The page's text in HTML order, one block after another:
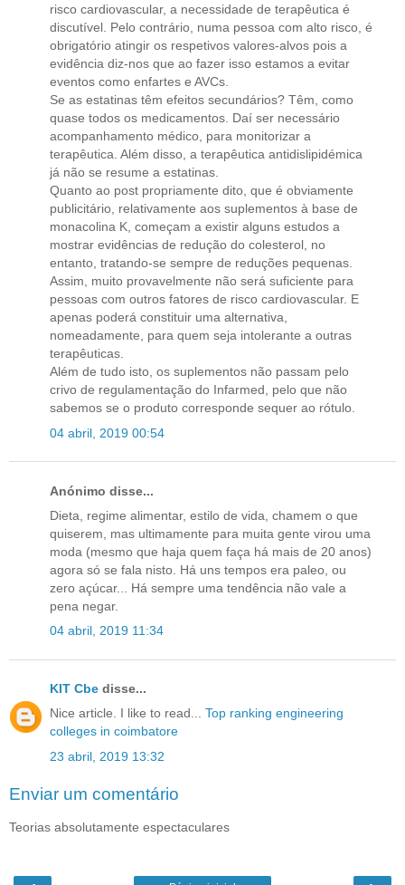
risco cardiovascular, a necessidade de terapêutica é
discutível. Pelo contrário, numa pessoa com alto risco, é
obrigatório atingir os respetivos valores-alvos pois a
evidência diz-nos que ao fazer isso estamos a evitar
eventos como enfartes e AVCs.
Se as estatinas têm efeitos secundários? Têm, como
quase todos os medicamentos. Daí ser necessário
acompanhamento médico, para monitorizar a
terapêutica. Além disso, a terapêutica antidislipidémica
já não se resume a estatinas.
Quanto ao post propriamente dito, que é obviamente
publicitário, relativamente aos suplementos à base de
monacolina K, começam a existir alguns estudos a
mostrar evidências de redução do colesterol, no
entanto, tratando-se sempre de reduções pequenas.
Assim, muito provavelmente não será suficiente para
pessoas com outros fatores de risco cardiovascular. E
apenas poderá constituir uma alternativa,
nomeadamente, para quem seja intolerante a outras
terapêuticas.
Além de tudo isto, os suplementos não passam pelo
crivo de regulamentação do Infarmed, pelo que não
sabemos se o produto corresponde sequer ao rótulo.
04 abril, 2019 00:54
Anónimo disse...
Dieta, regime alimentar, estilo de vida, chamem o que
quiserem, mas ultimamente para muita gente virou uma
moda (mesmo que haja quem faça há mais de 20 anos)
agora só se fala nisto. Há uns tempos era paleo, ou
zero açúcar... Há sempre uma tendência não vale a
pena negar.
04 abril, 2019 11:34
KIT Cbe disse...
Nice article. I like to read... Top ranking engineering
colleges in coimbatore
23 abril, 2019 13:32
Enviar um comentário
Teorias absolutamente espectaculares